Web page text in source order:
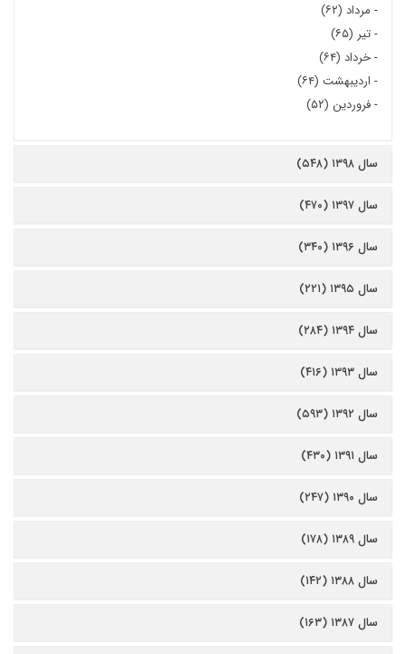
- مرداد (۶۲)
-تیر (۶۵)
-خرداد (۶۴)
- اردیبهشت (۶۴)
-فروردین (۵۲)
سال ۱۳۹۸ (۵۴۸)
سال ۱۳۹۷ (۴۷۰)
سال ۱۳۹۶ (۳۴۰)
سال ۱۳۹۵ (۲۲۱)
سال ۱۳۹۴ (۲۸۴)
سال ۱۳۹۳ (۴۱۶)
سال ۱۳۹۲ (۵۹۳)
سال ۱۳۹۱ (۴۳۰)
سال ۱۳۹۰ (۲۴۷)
سال ۱۳۸۹ (۱۷۸)
سال ۱۳۸۸ (۱۴۲)
سال ۱۳۸۷ (۱۶۳)